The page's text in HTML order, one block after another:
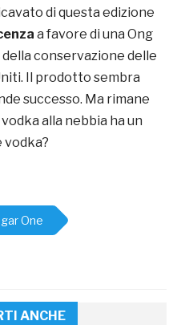
di questa edizione
a favore di una Ong
conservazione delle
Il prodotto sembra
successo. Ma rimane
alla nebbia ha un
vodka?
One
ANCHE